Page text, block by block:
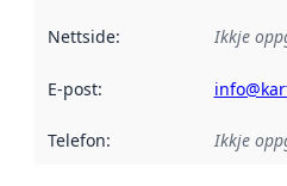
Nettside: Ikkje
E-post:
Telefon: Ikkje